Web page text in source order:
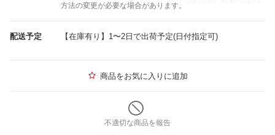
方法の変更が必要な場合があります。
配送予定 【在庫有り】1〜2日で出荷予定(日付指定可)
商品をお気に入りに追加
不適切な商品を報告